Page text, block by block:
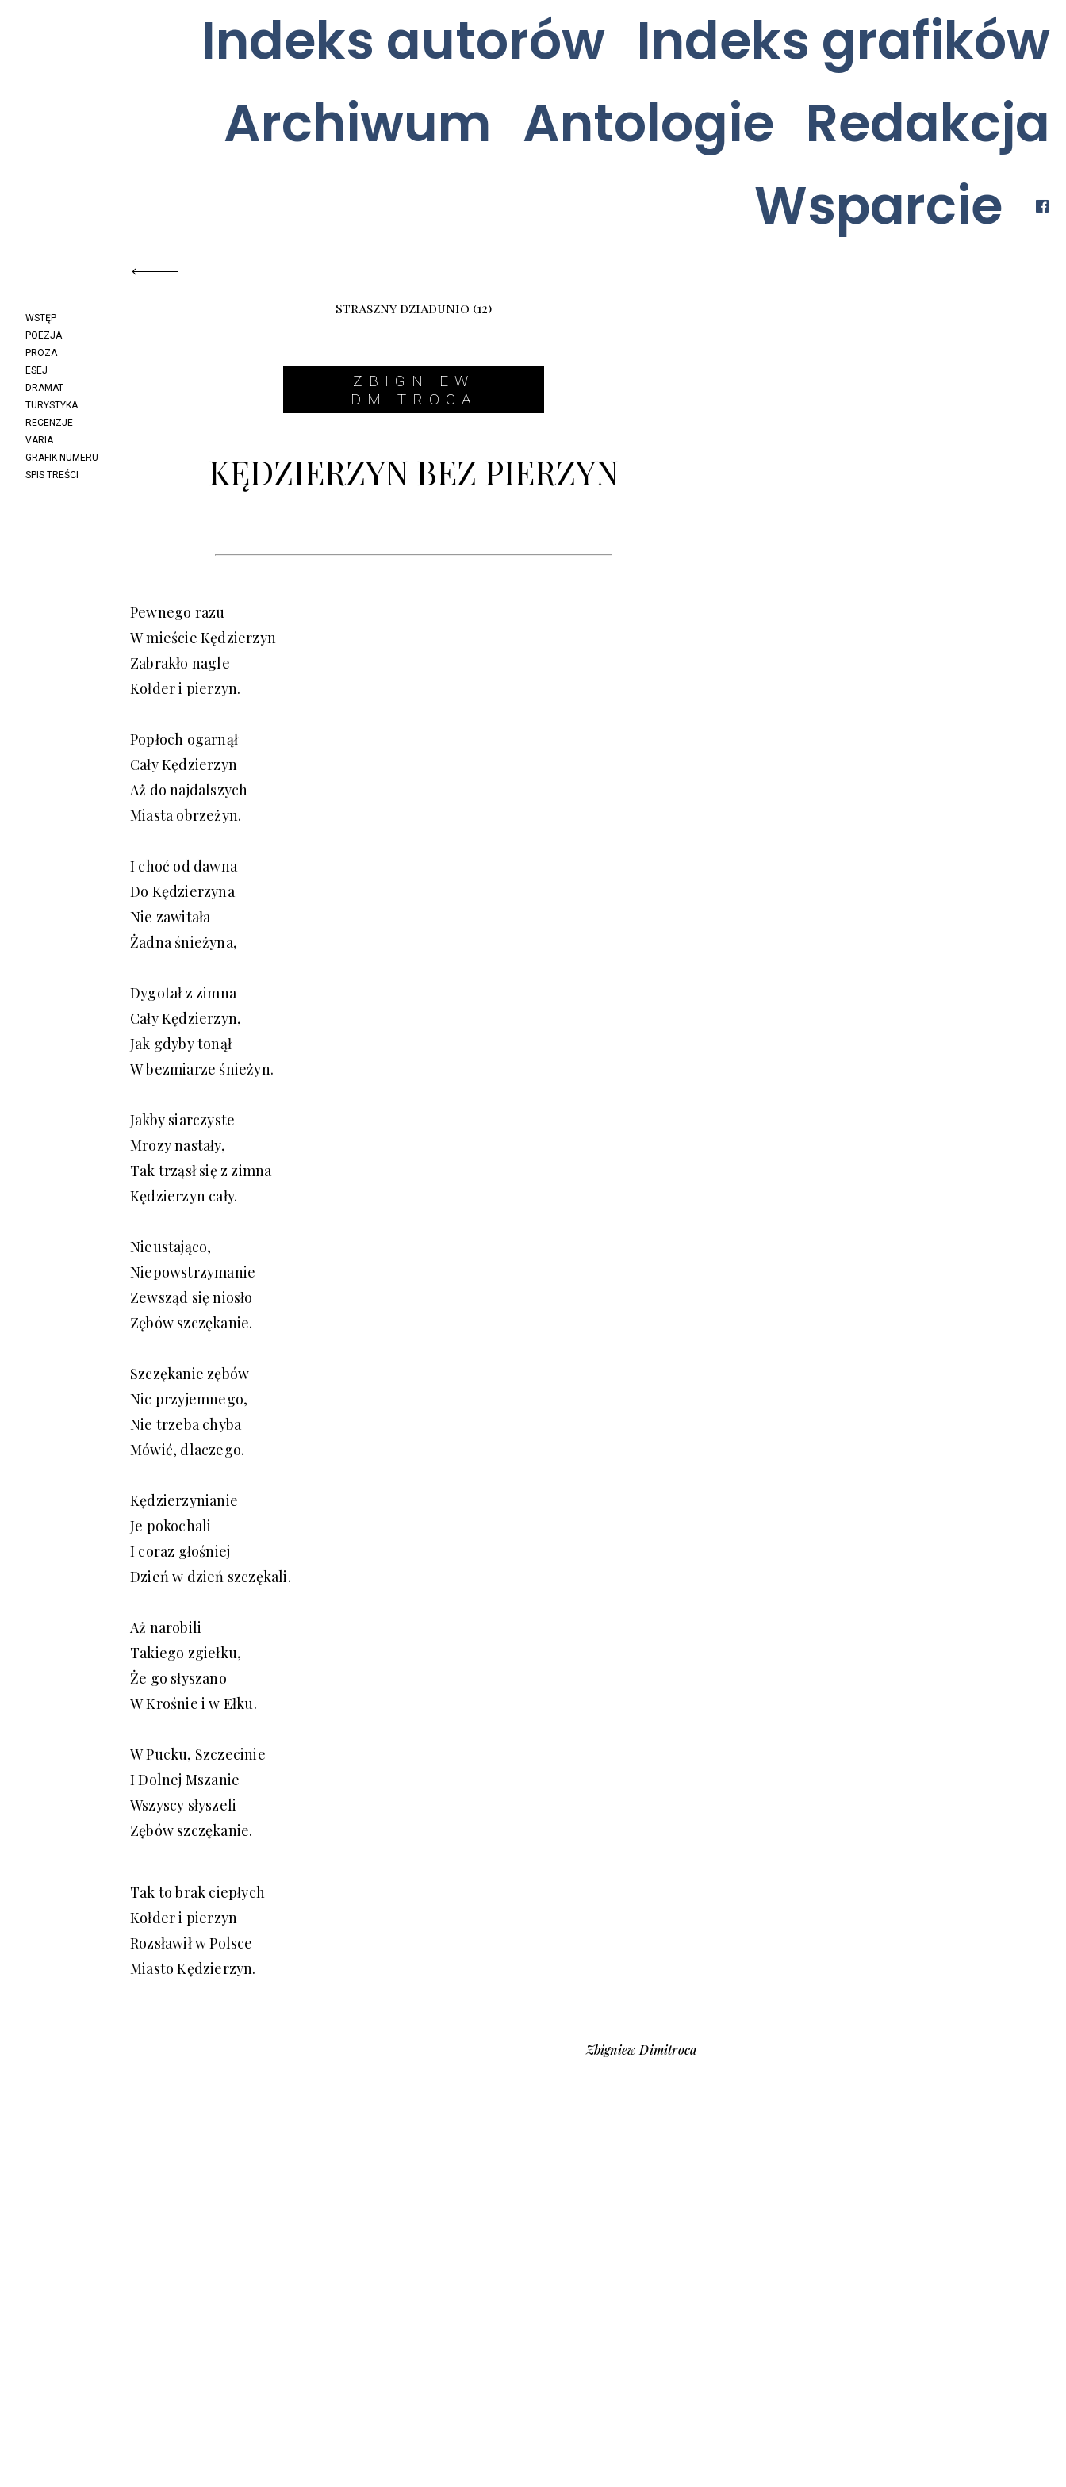
Indeks autorów Indeks grafików
Archiwum Antologie Redakcja
Wsparcie
WSTĘP
POEZJA
PROZA
ESEJ
DRAMAT
TURYSTYKA
RECENZJE
VARIA
GRAFIK NUMERU
SPIS TREŚCI
Straszny dziadunio (12)
ZBIGNIEW
DMITROCA
KĘDZIERZYN BEZ PIERZYN
Pewnego razu
W mieście Kędzierzyn
Zabrakło nagle
Kołder i pierzyn.
Popłoch ogarnął
Cały Kędzierzyn
Aż do najdalszych
Miasta obrzeżyn.
I choć od dawna
Do Kędzierzyna
Nie zawitała
Żadna śnieżyna,
Dygotał z zimna
Cały Kędzierzyn,
Jak gdyby tonął
W bezmiarze śnieżyn.
Jakby siarczyste
Mrozy nastały,
Tak trząsł się z zimna
Kędzierzyn cały.
Nieustająco,
Niepowstrzymanie
Zewsząd się niosło
Zębów szczękanie.
Szczękanie zębów
Nic przyjemnego,
Nie trzeba chyba
Mówić, dlaczego.
Kędzierzynianie
Je pokochali
I coraz głośniej
Dzień w dzień szczękali.
Aż narobili
Takiego zgiełku,
Że go słyszano
W Krośnie i w Ełku.
W Pucku, Szczecinie
I Dolnej Mszanie
Wszyscy słyszeli
Zębów szczękanie.
Tak to brak ciepłych
Kołder i pierzyn
Rozsławił w Polsce
Miasto Kędzierzyn.
Zbigniew Dimitroca